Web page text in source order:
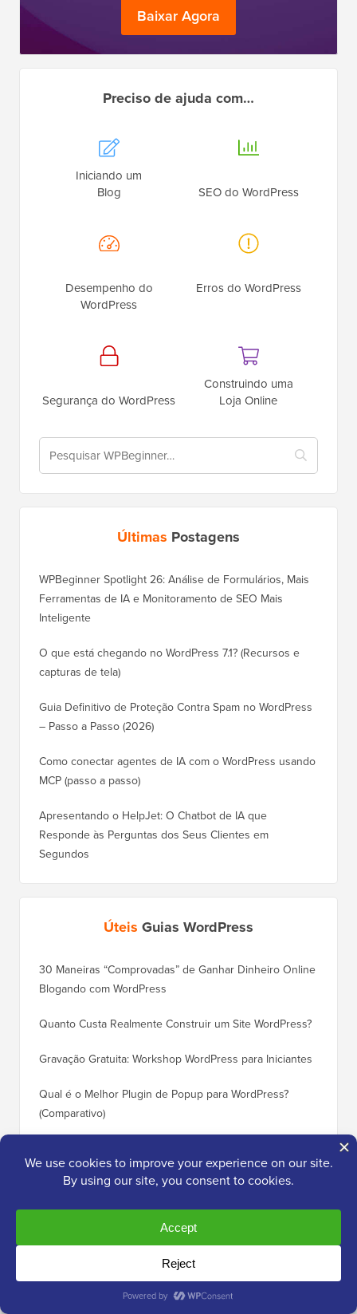
Baixar Agora
Preciso de ajuda com…
Iniciando um
Blog
SEO do WordPress
Desempenho do
WordPress
Erros do WordPress
Segurança do WordPress
Construindo uma
Loja Online
Últimas Postagens
WPBeginner Spotlight 26: Análise de Formulários, Mais
Ferramentas de IA e Monitoramento de SEO Mais
Inteligente
O que está chegando no WordPress 7.1? (Recursos e
capturas de tela)
Guia Definitivo de Proteção Contra Spam no WordPress
– Passo a Passo (2026)
Como conectar agentes de IA com o WordPress usando
MCP (passo a passo)
Apresentando o HelpJet: O Chatbot de IA que
Responde às Perguntas dos Seus Clientes em
Segundos
Úteis Guias WordPress
30 Maneiras “Comprovadas” de Ganhar Dinheiro Online
Blogando com WordPress
Quanto Custa Realmente Construir um Site WordPress?
Gravação Gratuita: Workshop WordPress para Iniciantes
Qual é o Melhor Plugin de Popup para WordPress?
(Comparativo)
Comparados
Como